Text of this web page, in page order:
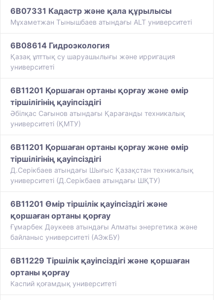
6B07331 Кадастр және қала құрылысы
Мұхаметжан Тынышбаев атындағы ALT университеті
6B08614 Гидроэкология
​Қазақ ұлттық су шаруашылығы және ирригация
университеті
6B11201 Қоршаған ортаны қорғау және өмір
тіршілігінің қауіпсіздігі
Әбілқас Сағынов атындағы Қарағанды техникалық
университеті (ҚМТУ)
6B11201 Қоршаған ортаны қорғау және өмір
тіршілігінің қауіпсіздігі
Д.Серікбаев атындағы Шығыс Қазақстан техникалық
университеті (Д.Серікбаев атындағы ШҚТУ)
6B11201 Өмір тіршілік қауіпсіздігі және
қоршаған ортаны қорғау
Ғұмарбек Дәукеев атындағы Алматы энергетика және
байланыс университеті (АЭжБУ)
6B11229 Тіршілік қауіпсіздігі және қоршаған
ортаны қорғау
Каспий қоғамдық университеті